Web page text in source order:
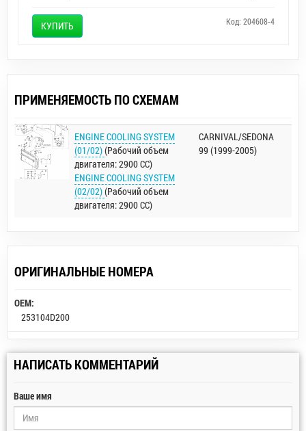
КУПИТЬ Код: 204608-4
ПРИМЕНЯЕМОСТЬ ПО СХЕМАМ
ENGINE COOLING SYSTEM
(01/02)(Рабочий объем
двигателя: 2900 CC)
ENGINE COOLING SYSTEM
(02/02)(Рабочий объем
двигателя: 2900 CC)
CARNIVAL/SEDONA
99 (1999-2005)
ОРИГИНАЛЬНЫЕ НОМЕРА
OEM:
253104D200
НАПИСАТЬ КОММЕНТАРИЙ
Ваше имя